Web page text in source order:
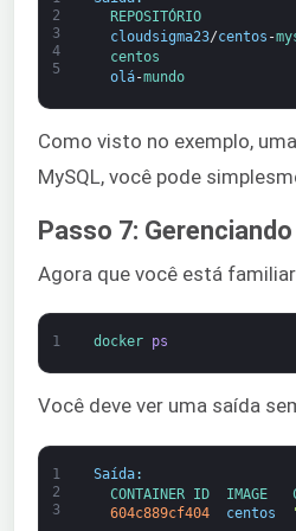
2
3
4
5
cloudsigma23/centos -
olá-
Como visto no exemplo,
MySQL, você pode
Passo 7:
Agora que você está
1 docker ps
Você deve ver uma saída
1
2
3
Saída:
CONTAINER ID IMAGE
604c889cf404
centos